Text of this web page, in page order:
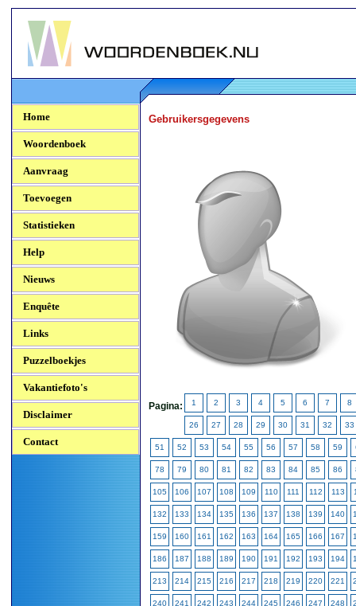
Woordenboek.NU
Home
Woordenboek
Aanvraag
Toevoegen
Statistieken
Help
Nieuws
Enquête
Links
Puzzelboekjes
Vakantiefoto's
Disclaimer
Contact
Gebruikersgegevens
Pagina: 1 2 3 4 5 6 7 8
26 27 28 29 30 31 32 33
51 52 53 54 55 56 57 58 59
78 79 80 81 82 83 84 85 86
105 106 107 108 109 110 111 112 113
132 133 134 135 136 137 138 139 140
159 160 161 162 163 164 165 166 167
186 187 188 189 190 191 192 193 194
213 214 215 216 217 218 219 220 221
240 241 242 243 244 245 246 247 248